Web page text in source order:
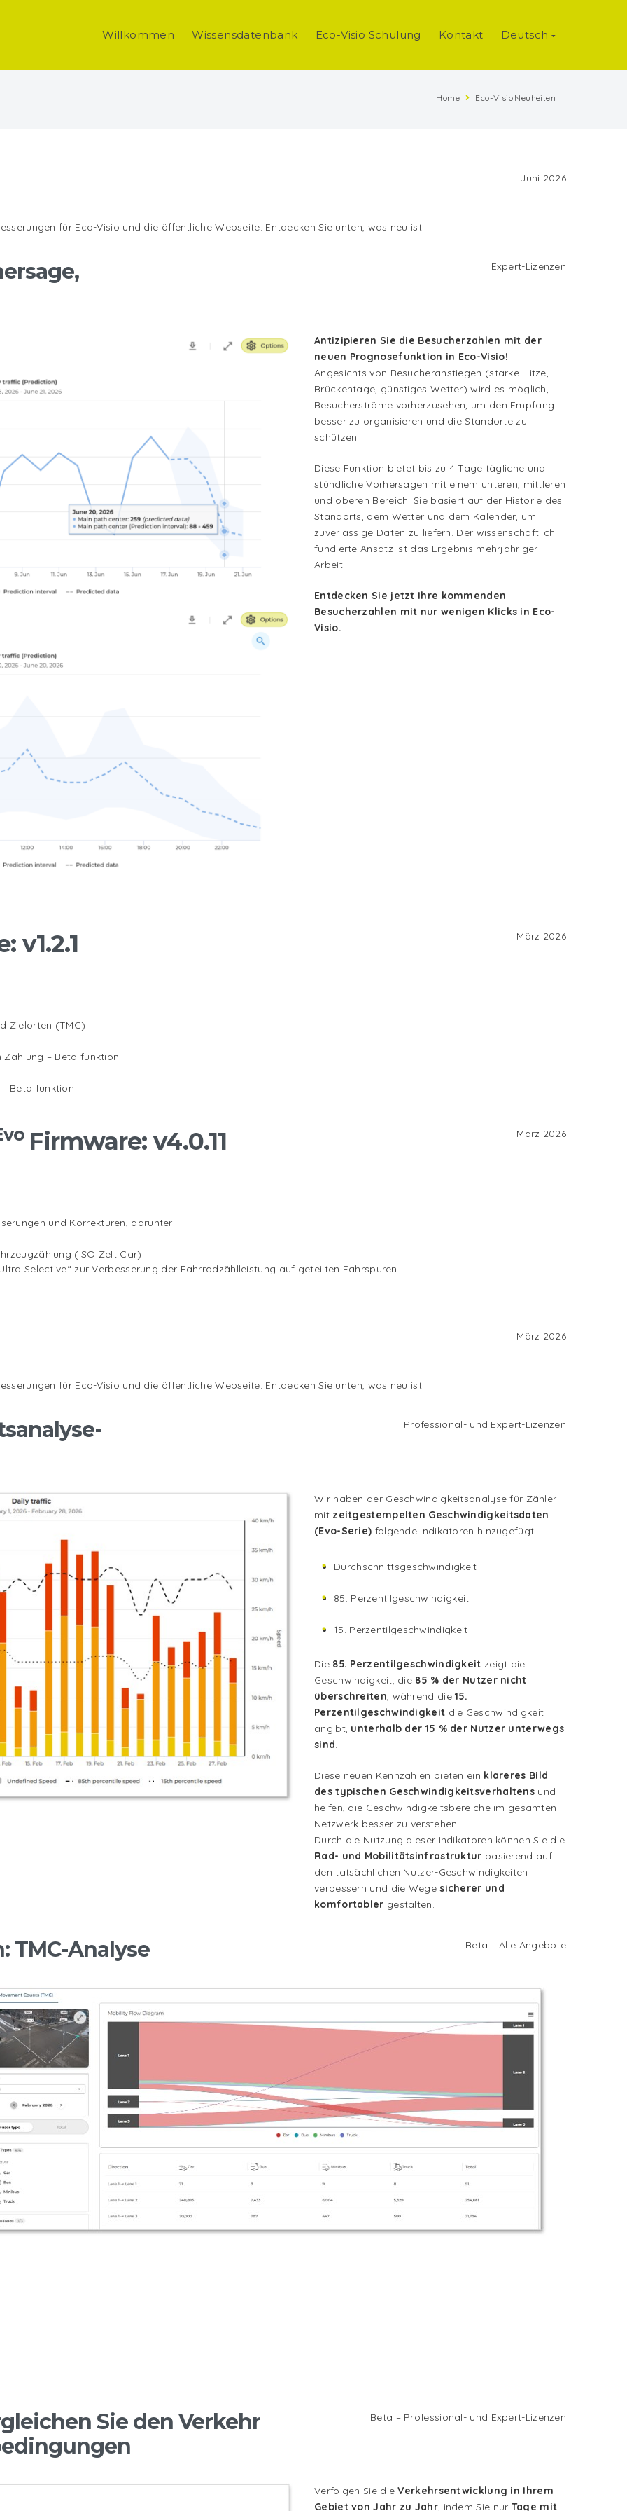
Willkommen Wissensdatenbank Eco-Visio Schulung Kontakt Deutsch
Home Eco-Visio Neuheiten
Juni 2026
für Eco-Visio und die öffentliche Webseite. Entdecken Sie unten, was neu ist.
Expert-Lizenzen
Antizipieren Sie die Besucherzahlen mit der
neuen Prognosefunktion in Eco-Visio!
Angesichts von Besucheranstiegen (starke Hitze,
Brückentage, günstiges Wetter) wird es möglich,
Besucherströme vorherzusehen, um den Empfang
besser zu organisieren und die Standorte zu
schützen.
Diese Funktion bietet bis zu 4 Tage tägliche und
stündliche Vorhersagen mit einem unteren, mittleren
und oberen Bereich. Sie basiert auf der Historie des
Standorts, dem Wetter und dem Kalender, um
zuverlässige Daten zu liefern. Der wissenschaftlich
fundierte Ansatz ist das Ergebnis mehrjähriger
Arbeit.
Entdecken Sie jetzt Ihre kommenden
Besucherzahlen mit nur wenigen Klicks in Eco-
Visio.
v1.2.1 März 2026
Zielorten (TMC)
– Beta funktion
Beta funktion
Firmware: v4.0.11 März 2026
und Korrekturen, darunter:
(ISO Zelt Car)
Selective“ zur Verbesserung der Fahrradzählleistung auf geteilten Fahrspuren
März 2026
für Eco-Visio und die öffentliche Webseite. Entdecken Sie unten, was neu ist.
Professional- und Expert-Lizenzen
Wir haben der Geschwindigkeitsanalyse für Zähler
mit zeitgestempelten Geschwindigkeitsdaten
(Evo-Serie) folgende Indikatoren hinzugefügt:
Durchschnittsgeschwindigkeit
85. Perzentilgeschwindigkeit
15. Perzentilgeschwindigkeit
Die 85. Perzentilgeschwindigkeit zeigt die
Geschwindigkeit, die 85 % der Nutzer nicht
überschreiten, während die15.
Perzentilgeschwindigkeit die Geschwindigkeit
angibt, unterhalb der 15 % der Nutzer unterwegs
sind.
Diese neuen Kennzahlen bieten ein klareres Bild
des typischen Geschwindigkeitsverhaltens und
helfen, die Geschwindigkeitsbereiche im gesamten
Netzwerk besser zu verstehen.
Durch die Nutzung dieser Indikatoren können Sie die
Rad- und Mobilitätsinfrastruktur basierend auf
den tatsächlichen Nutzer-Geschwindigkeiten
verbessern und die Wegesicherer und
komfortabler gestalten.
TMC-Analyse Beta – Alle Angebote
Sie den Verkehr
Beta – Professional- und Expert-Lizenzen
Verfolgen Sie dieVerkehrsentwicklung in Ihrem
Gebiet von Jahr zu Jahr, indem Sie nur Tage mit